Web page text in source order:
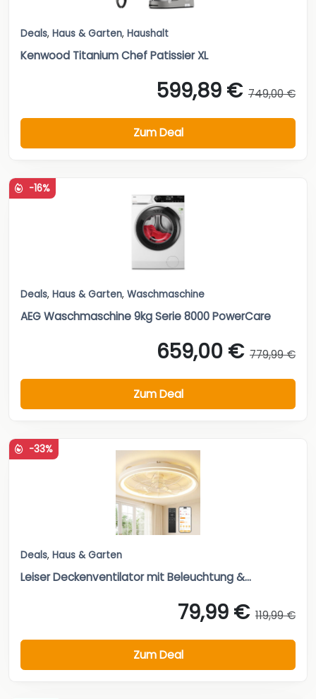
Deals, Haus & Garten, Haushalt
Kenwood Titanium Chef Patissier XL
599,89 € 749,00 €
Zum Deal
-16%
Deals, Haus & Garten, Waschmaschine
AEG Waschmaschine 9kg Serie 8000 PowerCare
659,00 € 779,99 €
Zum Deal
-33%
Deals, Haus & Garten
Leiser Deckenventilator mit Beleuchtung &...
79,99 € 119,99 €
Zum Deal